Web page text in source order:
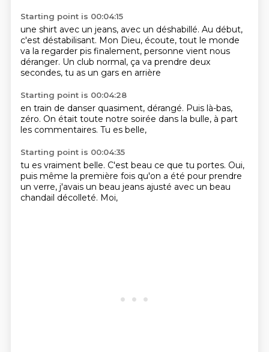
Starting point is 00:04:15
une shirt avec un jeans, avec un déshabillé. Au début,
c'est déstabilisant. Mon Dieu, écoute, tout le monde
va la regarder pis finalement, personne vient nous
déranger. Un club normal, ça va prendre deux
secondes, tu as un gars en arrière
Starting point is 00:04:28
en train de danser quasiment, dérangé. Puis là-bas,
zéro. On était toute notre soirée dans la bulle, à part
les commentaires. Tu es belle,
Starting point is 00:04:35
tu es vraiment belle. C'est beau ce que tu portes. Oui,
puis même la première fois qu'on a été pour prendre
un verre, j'avais un beau jeans ajusté avec un beau
chandail décolleté. Moi,